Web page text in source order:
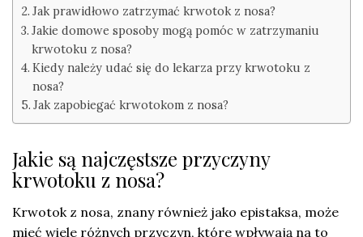
Jak prawidłowo zatrzymać krwotok z nosa?
Jakie domowe sposoby mogą pomóc w zatrzymaniu
krwotoku z nosa?
Kiedy należy udać się do lekarza przy krwotoku z
nosa?
Jak zapobiegać krwotokom z nosa?
Jakie są najczęstsze przyczyny
krwotoku z nosa?
Krwotok z nosa, znany również jako epistaksa, może
mieć wiele różnych przyczyn, które wpływają na to